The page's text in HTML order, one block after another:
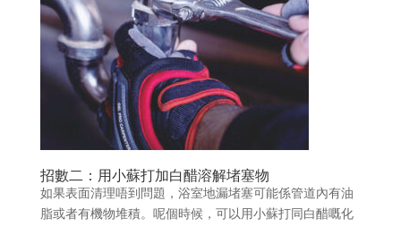
招數二：用小蘇打加白醋溶解堵塞物
如果表面清理唔到問題，浴室地漏堵塞可能係管道內有油
脂或者有機物堆積。呢個時候，可以用小蘇打同白醋嘅化